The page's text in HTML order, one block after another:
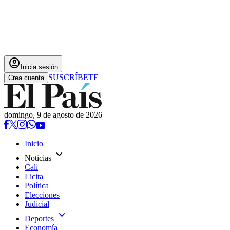
account_circle Inicia sesión
Crea cuenta SUSCRÍBETE
domingo, 9 de agosto de 2026
Inicio
Noticias expand_more
Cali
Licita
Política
Elecciones
Judicial
Deportes expand_more
Economía